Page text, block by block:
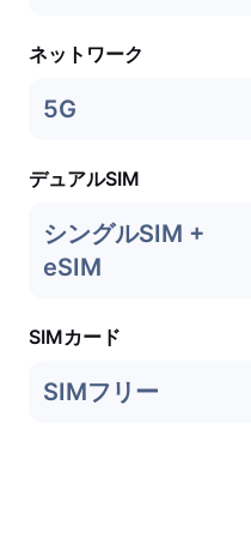
ネットワーク
5G
デュアルSIM
シングルSIM +
eSIM
SIMカード
SIMフリー